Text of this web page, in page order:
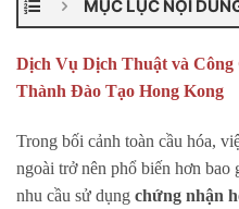
MỤC LỤC NỘI
Dịch Vụ Dịch Thuật và
Thành Đào Tạo Hong Kong
Trong bối cảnh toàn cầu hóa,
ngoài trở nên phổ biến hơn
nhu cầu sử dụng chứng nhận